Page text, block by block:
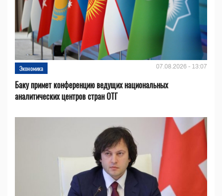
Экономика 07.08.2026 - 13:07
Баку примет конференцию ведущих национальных
аналитических центров стран ОТГ